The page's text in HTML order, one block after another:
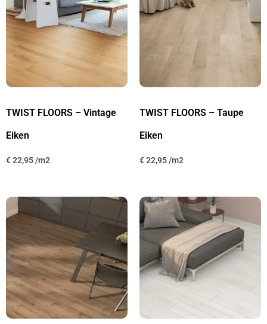
TWIST FLOORS – Vintage
Eiken
€22,95
TWIST FLOORS – Taupe
Eiken
€22,95